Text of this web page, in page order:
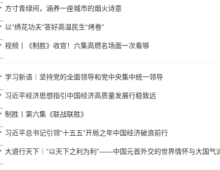
方寸青绿间，涵养一座城市的烟火诗意
以“绣花功夫”答好高温民生“烤卷”
视频丨《制胜》收官！六集高燃名场面一次看够
学习新语｜坚持党的全面领导和党中央集中统一领导
习近平经济思想指引中国经济高质量发展行稳致远
制胜丨第六集《联战联胜》
习近平总书记引领“十五五”开局之年中国经济破浪前行
大道行天下｜“以天下之利为利”——中国元首外交的世界情怀与大国气